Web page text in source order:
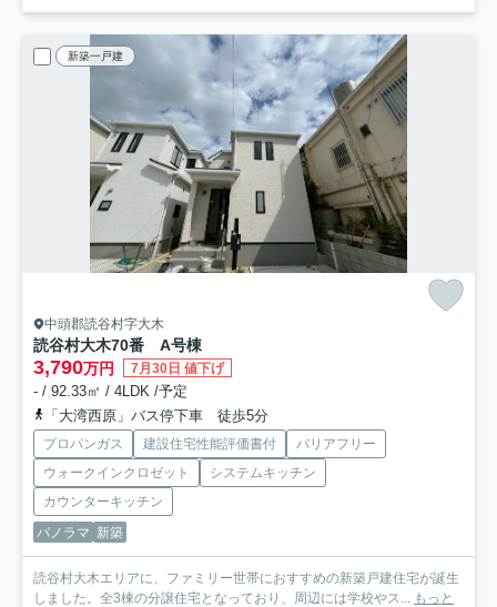
新築一戸建
中頭郡読谷村字大木
読谷村大木70番 A号棟
3,790万円 7月30日 値下げ
- / 92.33㎡ / 4LDK /予定
「大湾西原」バス停下車 徒歩5分
プロパンガス 建設住宅性能評価書付
バリアフリー
ウォークインクロゼット
システムキッチン
カウンターキッチン
パノラマ 新築
読谷村大木エリアに、ファミリー世帯におすすめの新築戸建住宅が誕生
しました。全3棟の分譲住宅となっており、周辺には学校やス...
もっと